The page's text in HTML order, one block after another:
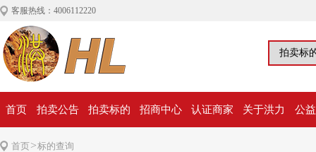
客服热线：4006112220
首页 拍卖公告 拍卖标的 招商中心 认证商家 关于洪力 公
首页>标的查询